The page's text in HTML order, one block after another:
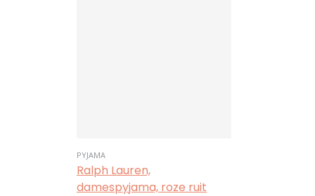
PYJAMA
Ralph Lauren,
damespyjama, roze ruit